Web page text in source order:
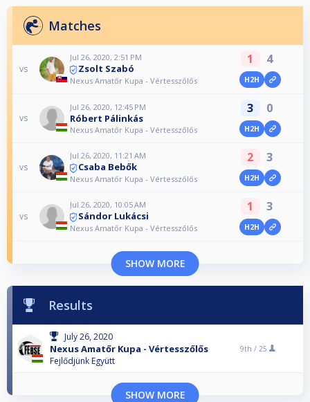
Matches
vs
Jul 26, 2020, 2:51 PM
Zsolt Szabó
Nexus Amatőr Kupa - Vértesszőlős
1 4
H2H
vs
Jul 26, 2020, 12:45 PM
Róbert Pálinkás
Nexus Amatőr Kupa - Vértesszőlős
3 0
H2H
vs
Jul 26, 2020, 11:21 AM
Csaba Bebők
Nexus Amatőr Kupa - Vértesszőlős
2 3
H2H
vs
Jul 26, 2020, 10:05 AM
Sándor Lukácsi
Nexus Amatőr Kupa - Vértesszőlős
1 3
H2H
SHOW MORE
Results
July 26, 2020
Nexus Amatőr Kupa - Vértesszőlős
Fejlődjünk Együtt
9th / 25
SHOW MORE